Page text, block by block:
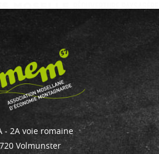
- 2A voie romaine
Volmunster